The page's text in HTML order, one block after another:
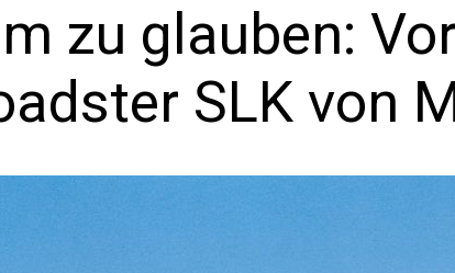
zu glauben:
SLK von